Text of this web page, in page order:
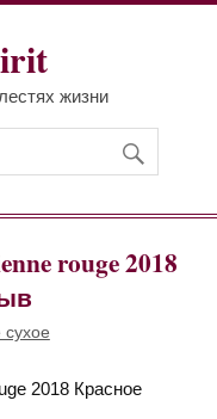
жизни
rouge 2018
сухое